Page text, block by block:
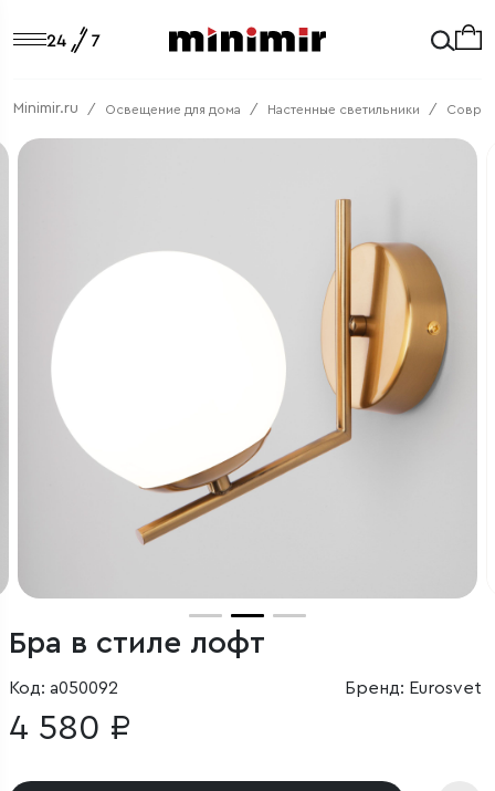
Minimir.ru Освещение для дома Настенные светильники
Бра в стиле лофт
Код: a050092 Бренд: Eurosvet
4 580 ₽